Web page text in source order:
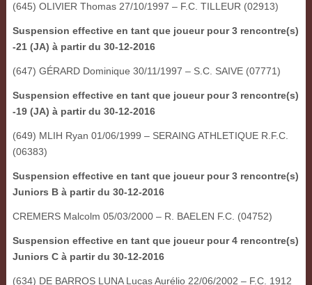
(645) OLIVIER Thomas 27/10/1997 – F.C. TILLEUR (02913)
Suspension effective en tant que joueur pour 3 rencontre(s)
-21 (JA) à partir du 30-12-2016
(647) GÉRARD Dominique 30/11/1997 – S.C. SAIVE (07771)
Suspension effective en tant que joueur pour 3 rencontre(s)
-19 (JA) à partir du 30-12-2016
(649) MLIH Ryan 01/06/1999 – SERAING ATHLETIQUE R.F.C.
(06383)
Suspension effective en tant que joueur pour 3 rencontre(s)
Juniors B à partir du 30-12-2016
CREMERS Malcolm 05/03/2000 – R. BAELEN F.C. (04752)
Suspension effective en tant que joueur pour 4 rencontre(s)
Juniors C à partir du 30-12-2016
(634) DE BARROS LUNA Lucas Aurélio 22/06/2002 – F.C. 1912